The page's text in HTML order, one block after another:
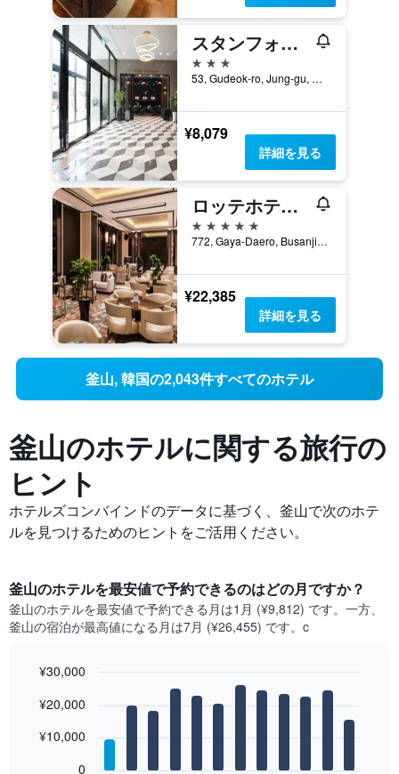
スタンフォード ホテル プサン
3つ星
53, Gudeok-ro, Jung-gu, 釜山, 韓国
¥8,079
詳細を見る
ロッテホテル 釜山
5つ星
772, Gaya-Daero, Busanjin-gu, 釜山, 韓国
¥22,385
詳細を見る
釜山, 韓国の2,043件すべてのホテル
釜山の​ホテルに関する旅行の
ヒント
ホテルズコンバインドのデータに基づく、釜山で次のホテ
ルを見つけるためのヒントをご活用ください。
釜山​のホテルを最安値で予約できるのはどの月ですか？
釜山​の​ホテルを最安値で予約できる月は1月 (¥9,812) です。一方、
釜山​の​宿泊が最高値になる月は7月​ (¥26,455) です。c
chart
12
graphic.
0
¥10,000
¥20,000
¥30,000